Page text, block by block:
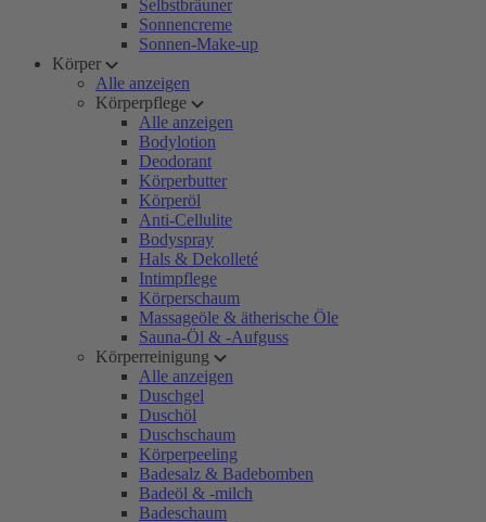
Selbstbräuner
Sonnencreme
Sonnen-Make-up
Körper
Alle anzeigen
Körperpflege
Alle anzeigen
Bodylotion
Deodorant
Körperbutter
Körperöl
Anti-Cellulite
Bodyspray
Hals & Dekolleté
Intimpflege
Körperschaum
Massageöle & ätherische Öle
Sauna-Öl & -Aufguss
Körperreinigung
Alle anzeigen
Duschgel
Duschöl
Duschschaum
Körperpeeling
Badesalz & Badebomben
Badeöl & -milch
Badeschaum